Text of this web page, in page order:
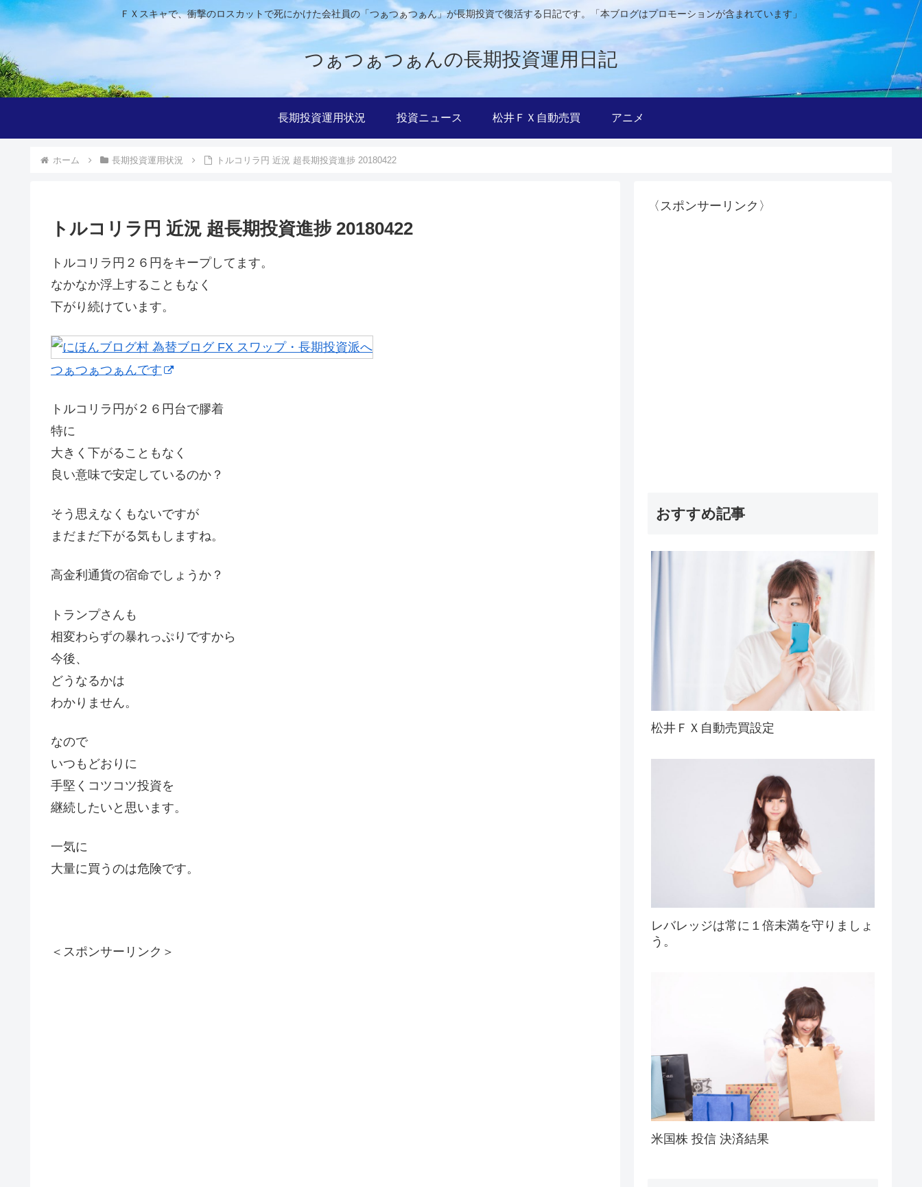
ＦＸスキャで、衝撃のロスカットで死にかけた会社員の「つぁつぁつぁん」が長期投資で復活する日記です。「本ブログはプロモーションが含まれています」
つぁつぁつぁんの長期投資運用日記
長期投資運用状況 投資ニュース 松井ＦＸ自動売買 アニメ
ホーム 長期投資運用状況 トルコリラ円 近況 超長期投資進捗 20180422
トルコリラ円 近況 超長期投資進捗 20180422
トルコリラ円２６円をキープしてます。
なかなか浮上することもなく
下がり続けています。
つぁつぁつぁんです
トルコリラ円が２６円台で膠着
特に
大きく下がることもなく
良い意味で安定しているのか？
そう思えなくもないですが
まだまだ下がる気もしますね。
高金利通貨の宿命でしょうか？
トランプさんも
相変わらずの暴れっぷりですから
今後、
どうなるかは
わかりません。
なので
いつもどおりに
手堅くコツコツ投資を
継続したいと思います。
一気に
大量に買うのは危険です。
＜スポンサーリンク＞
〈スポンサーリンク〉
おすすめ記事
松井ＦＸ自動売買設定
レバレッジは常に１倍未満を守りましょ
う。
米国株 投信 決済結果